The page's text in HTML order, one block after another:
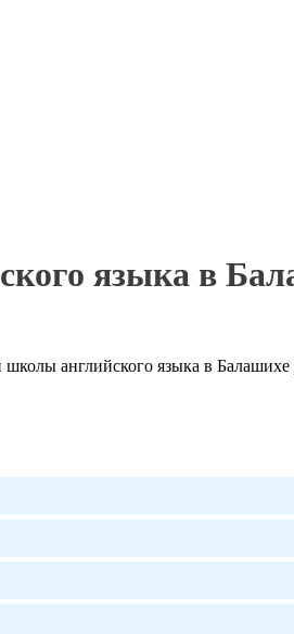
языка в
английского языка в